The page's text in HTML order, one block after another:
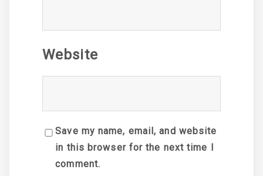
Website
Save my name, email, and website
in this browser for the next time I
comment.